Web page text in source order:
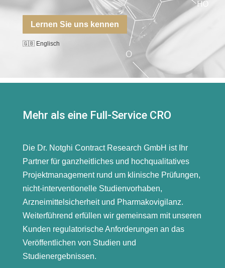
Lernen Sie uns kennen
🇬🇧 Englisch
Mehr als eine Full-Service CRO
Die Dr. Notghi Contract Research GmbH ist Ihr
Partner für ganzheitliches und hochqualitatives
Projektmanagement rund um klinische Prüfungen,
nicht-interventionelle Studienvorhaben,
Arzneimittelsicherheit und Pharmakovigilanz.
Weiterführend erfüllen wir gemeinsam mit unseren
Kunden regulatorische Anforderungen an das
Veröffentlichen von Studien und
Studienergebnissen.